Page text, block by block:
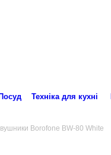
Посуд Техніка для кухні
Borofone BW-80 White